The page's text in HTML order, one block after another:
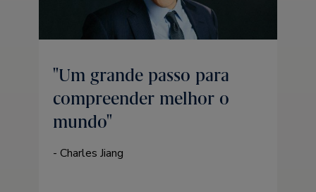
Um grande passo para
compreender melhor o
mundo
- Charles Jiang